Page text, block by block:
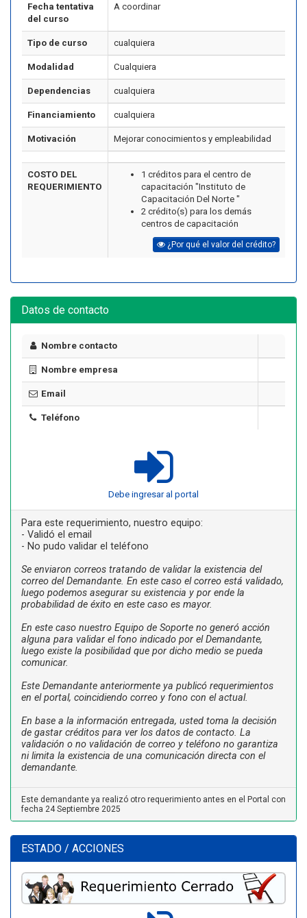
Fecha tentativa
del curso
A coordinar
Tipo de curso cualquiera
Modalidad Cualquiera
Dependencias cualquiera
Financiamiento cualquiera
Motivación Mejorar conocimientos y empleabilidad
COSTO DEL
REQUERIMIENTO
1 créditos para el centro de
capacitación "Instituto de
Capacitación Del Norte "
2 crédito(s) para los demás
centros de capacitación
¿Por qué el valor del crédito?
Datos de contacto
Nombre contacto
Nombre empresa
Email
Teléfono
Debe ingresar al portal
Para este requerimiento, nuestro equipo:
- Validó el email
- No pudo validar el teléfono
Se enviaron correos tratando de validar la existencia del
correo del Demandante. En este caso el correo está validado,
luego podemos asegurar su existencia y por ende la
probabilidad de éxito en este caso es mayor.
En este caso nuestro Equipo de Soporte no generó acción
alguna para validar el fono indicado por el Demandante,
luego existe la posibilidad que por dicho medio se pueda
comunicar.
Este Demandante anteriormente ya publicó requerimientos
en el portal, coincidiendo correo y fono con el actual.
En base a la información entregada, usted toma la decisión
de gastar créditos para ver los datos de contacto. La
validación o no validación de correo y teléfono no garantiza
ni limita la existencia de una comunicación directa con el
demandante.
Este demandante ya realizó otro requerimiento antes en el Portal con
fecha 24 Septiembre 2025
ESTADO / ACCIONES